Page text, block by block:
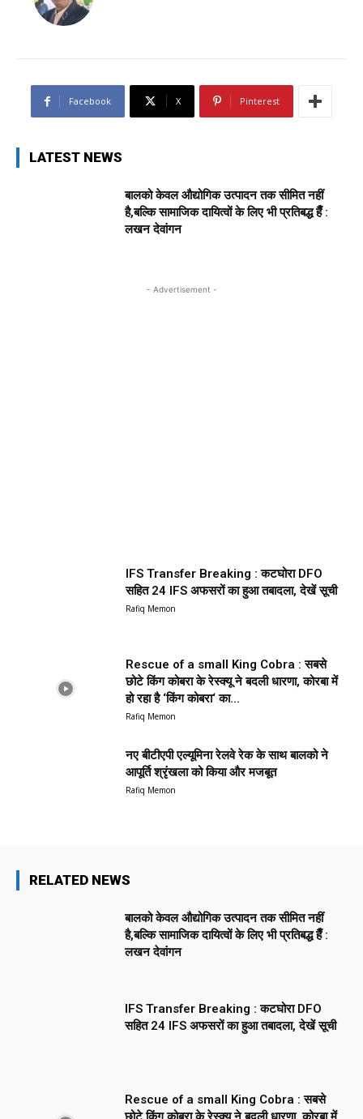
Facebook X Pinterest
LATEST NEWS
बालको केवल औद्योगिक उत्पादन तक सीमित नहीं
है,बल्कि सामाजिक दायित्वों के लिए भी प्रतिबद्ध हैँ :
लखन देवांगन
- Advertisement -
IFS Transfer Breaking : कटघोरा DFO
सहित 24 IFS अफसरों का हुआ तबादला, देखें सूची
Rafiq Memon
Rescue of a small King Cobra : सबसे
छोटे किंग कोबरा के रेस्क्यू ने बदली धारणा, कोरबा में
हो रहा है ‘किंग कोबरा‘ का...
Rafiq Memon
नए बीटीएपी एल्यूमिना रेलवे रेक के साथ बालको ने
आपूर्ति श्रृंखला को किया और मजबूत
Rafiq Memon
RELATED NEWS
बालको केवल औद्योगिक उत्पादन तक सीमित नहीं
है,बल्कि सामाजिक दायित्वों के लिए भी प्रतिबद्ध हैँ :
लखन देवांगन
IFS Transfer Breaking : कटघोरा DFO
सहित 24 IFS अफसरों का हुआ तबादला, देखें सूची
Rescue of a small King Cobra : सबसे